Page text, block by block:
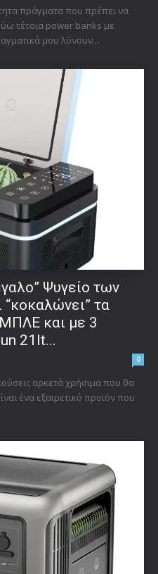
πράγματα που πρέπει να
τέτοια power banks με
μου λύνουν...
Ψυγείο των
“κοκαλώνει” τα
και με 3
21lt...
0
αρκετά χρήσιμα που θα
ένα εξαιρετικό προϊόν που